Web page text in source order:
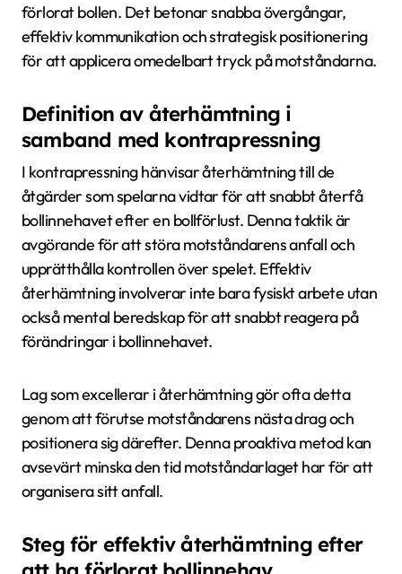
förlorat bollen. Det betonar snabba övergångar,
effektiv kommunikation och strategisk positionering
för att applicera omedelbart tryck på motståndarna.
Definition av återhämtning i
samband med kontrapressning
I kontrapressning hänvisar återhämtning till de
åtgärder som spelarna vidtar för att snabbt återfå
bollinnehavet efter en bollförlust. Denna taktik är
avgörande för att störa motståndarens anfall och
upprätthålla kontrollen över spelet. Effektiv
återhämtning involverar inte bara fysiskt arbete utan
också mental beredskap för att snabbt reagera på
förändringar i bollinnehavet.
Lag som excellerar i återhämtning gör ofta detta
genom att förutse motståndarens nästa drag och
positionera sig därefter. Denna proaktiva metod kan
avsevärt minska den tid motståndarlaget har för att
organisera sitt anfall.
Steg för effektiv återhämtning efter